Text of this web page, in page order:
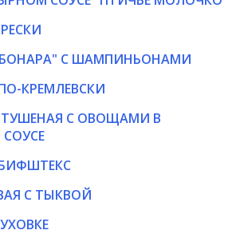
С ШАМПИНЬОНАМИ
КРЕМЛЕВСКИ
С ОВОЩАМИ В
С ТЫКВОЙ